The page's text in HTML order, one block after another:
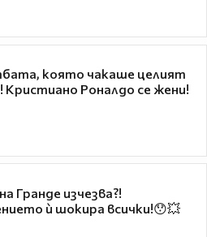
която чакаше целият
Кристиано Роналдо се жени!
Гранде изчезва?!
ѝ шокира всички!😯💥